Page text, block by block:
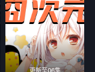
更新至06集